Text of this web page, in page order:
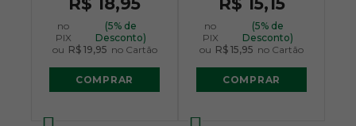
no
PIX
(5% de
Desconto)
ou R$ 19,95 no Cartão
COMPRAR
no
PIX
(5% de
Desconto)
ou R$ 15,95 no Cartão
COMPRAR